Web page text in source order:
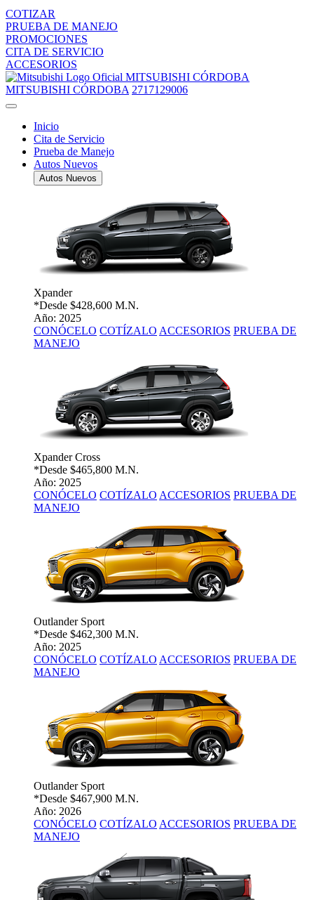
COTIZAR
PRUEBA DE MANEJO
PROMOCIONES
CITA DE SERVICIO
ACCESORIOS
MITSUBISHI CÓRDOBA
MITSUBISHI CÓRDOBA 2717129006
Inicio
Cita de Servicio
Prueba de Manejo
Autos Nuevos
Autos Nuevos
Xpander
*Desde $428,600 M.N.
Año: 2025
CONÓCELO COTÍZALO ACCESORIOS PRUEBA DE
MANEJO
Xpander Cross
*Desde $465,800 M.N.
Año: 2025
CONÓCELO COTÍZALO ACCESORIOS PRUEBA DE
MANEJO
Outlander Sport
*Desde $462,300 M.N.
Año: 2025
CONÓCELO COTÍZALO ACCESORIOS PRUEBA DE
MANEJO
Outlander Sport
*Desde $467,900 M.N.
Año: 2026
CONÓCELO COTÍZALO ACCESORIOS PRUEBA DE
MANEJO